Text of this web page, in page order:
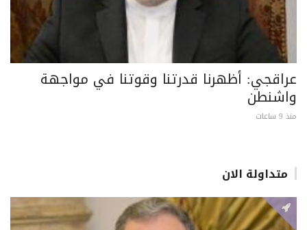
عراقجي: أظهرنا قدرتنا وقوتنا في مواجهة
واشنطن
منذ 9 ساعات
متداولة الان